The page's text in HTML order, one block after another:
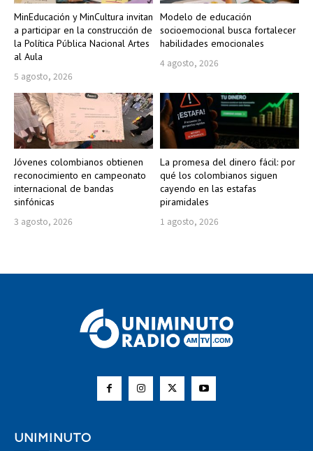
MinEducación y MinCultura invitan
a participar en la construcción de
la Política Pública Nacional Artes
al Aula
5 agosto, 2026
Modelo de educación
socioemocional busca fortalecer
habilidades emocionales
4 agosto, 2026
Jóvenes colombianos obtienen
reconocimiento en campeonato
internacional de bandas
sinfónicas
3 agosto, 2026
La promesa del dinero fácil: por
qué los colombianos siguen
cayendo en las estafas
piramidales
1 agosto, 2026
UNIMINUTO